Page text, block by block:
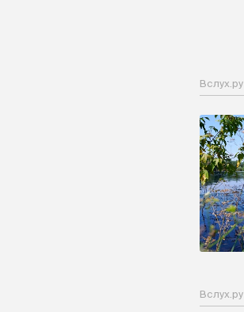
Вслух.ру
Вслух.ру